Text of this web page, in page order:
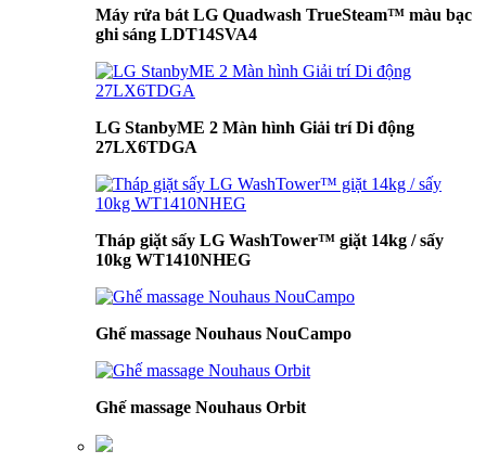
Máy rửa bát LG Quadwash TrueSteam™ màu bạc
ghi sáng LDT14SVA4
LG StanbyME 2 Màn hình Giải trí Di động
27LX6TDGA
Tháp giặt sấy LG WashTower™ giặt 14kg / sấy
10kg WT1410NHEG
Ghế massage Nouhaus NouCampo
Ghế massage Nouhaus Orbit